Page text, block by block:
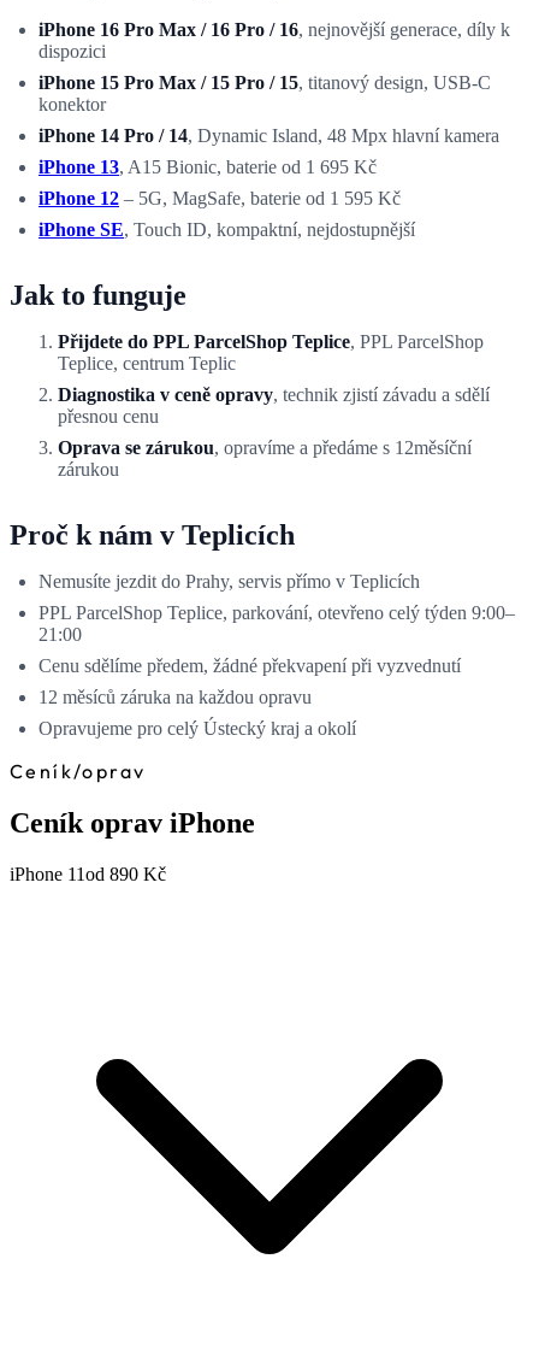
iPhone 16 Pro Max / 16 Pro / 16, nejnovější generace, díly k
dispozici
iPhone 15 Pro Max / 15 Pro / 15, titanový design, USB-C
konektor
iPhone 14 Pro / 14, Dynamic Island, 48 Mpx hlavní kamera
iPhone 13, A15 Bionic, baterie od 1 695 Kč
iPhone 12 – 5G, MagSafe, baterie od 1 595 Kč
iPhone SE, Touch ID, kompaktní, nejdostupnější
Jak to funguje
Přijdete do PPL ParcelShop Teplice, PPL ParcelShop
Teplice, centrum Teplic
Diagnostika v ceně opravy, technik zjistí závadu a sdělí
přesnou cenu
Oprava se zárukou, opravíme a předáme s 12měsíční
zárukou
Proč k nám v Teplicích
Nemusíte jezdit do Prahy, servis přímo v Teplicích
PPL ParcelShop Teplice, parkování, otevřeno celý týden 9:00–
21:00
Cenu sdělíme předem, žádné překvapení při vyzvednutí
12 měsíců záruka na každou opravu
Opravujeme pro celý Ústecký kraj a okolí
Ceník/oprav
Ceník oprav iPhone
iPhone 11od 890 Kč